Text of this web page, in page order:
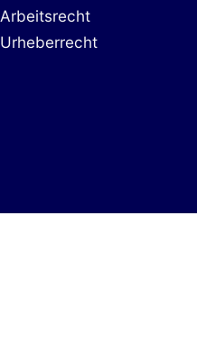
Arbeitsrecht
Urheberrecht